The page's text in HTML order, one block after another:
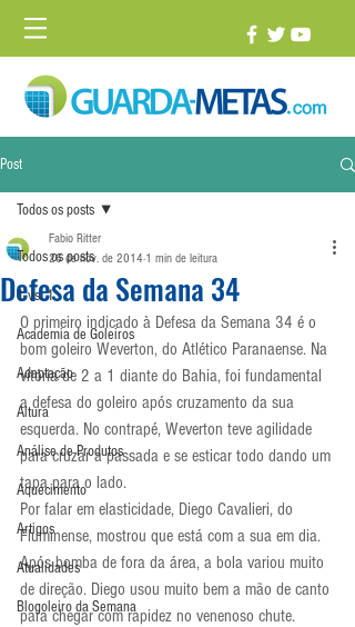
Post
Todos os posts
1 vs. 1
Academia de Goleiros
Adaptação
Altura
Análise de Produtos
Aquecimento
Artigos
Atualidades
Blogoleiro da Semana
Todos os posts
Defesa da Semana 34
Fabio Ritter
26 de nov. de 2014 1 min de leitura
O primeiro indicado à Defesa da Semana 34 é o
bom goleiro Weverton, do Atlético Paranaense. Na
vitória de 2 a 1 diante do Bahia, foi fundamental
a defesa do goleiro após cruzamento da sua
esquerda. No contrapé, Weverton teve agilidade
para cruzar a passada e se esticar todo dando um
tapa para o lado.
Por falar em elasticidade, Diego Cavalieri, do
Fluminense, mostrou que está com a sua em dia.
Após bomba de fora da área, a bola variou muito
de direção. Diego usou muito bem a mão de canto
para chegar com rapidez no venenoso chute.